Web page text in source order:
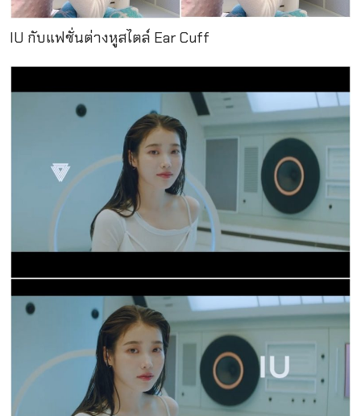
IU กับแฟชั่นต่างหูสไตล์ Ear Cuff